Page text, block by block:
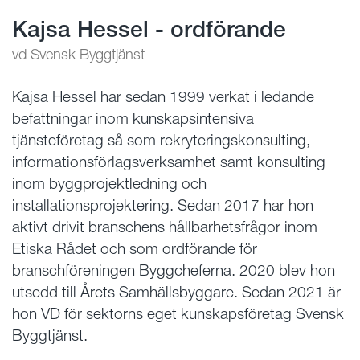
Kajsa Hessel - ordförande
vd Svensk Byggtjänst
Kajsa Hessel har sedan 1999 verkat i ledande
befattningar inom kunskapsintensiva
tjänsteföretag så som rekryteringskonsulting,
informationsförlagsverksamhet samt konsulting
inom byggprojektledning och
installationsprojektering. Sedan 2017 har hon
aktivt drivit branschens hållbarhetsfrågor inom
Etiska Rådet och som ordförande för
branschföreningen Byggcheferna. 2020 blev hon
utsedd till Årets Samhällsbyggare. Sedan 2021 är
hon VD för sektorns eget kunskapsföretag Svensk
Byggtjänst.